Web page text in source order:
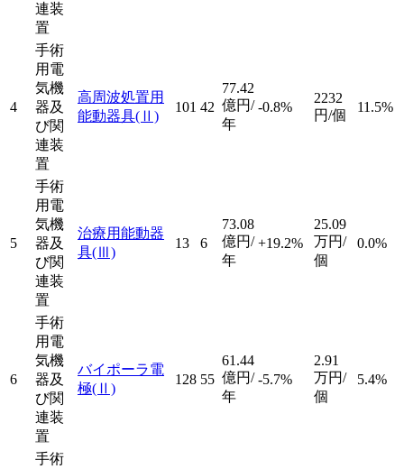
連装
置
4
手術
用電
気機
器及
び関
連装
置
高周波処置用
能動器具(Ⅱ)
101 42
77.42
億円/
年
-0.8%
2232
円/個
11.5%
5
手術
用電
気機
器及
び関
連装
置
治療用能動器
具(Ⅲ)
13 6
73.08
億円/
年
+19.2%
25.09
万円/
個
0.0%
6
手術
用電
気機
器及
び関
連装
置
バイポーラ電
極(Ⅱ)
128 55
61.44
億円/
年
-5.7%
2.91
万円/
個
5.4%
手術